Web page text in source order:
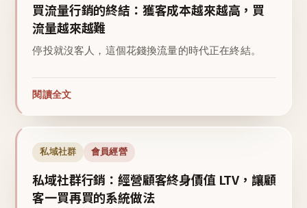
買流量行銷的終結：獲客成本越來越高，買
流量越來越難
停投就沒客人，這個花錢換流量的時代正在終結。
閱讀全文
私域社群 會員經營
私域社群行銷：經營顧客終身價值 LTV，讓顧
客一買再買的系統做法